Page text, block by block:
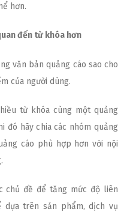
hơn.
đến từ khóa hơn
văn bản quảng cáo sao cho
của người dùng.
từ khóa cùng một quảng
đó hãy chia các nhóm quảng
cáo phù hợp hơn với nội
chủ đề để tăng mức độ liên
dựa trên sản phẩm, dịch vụ